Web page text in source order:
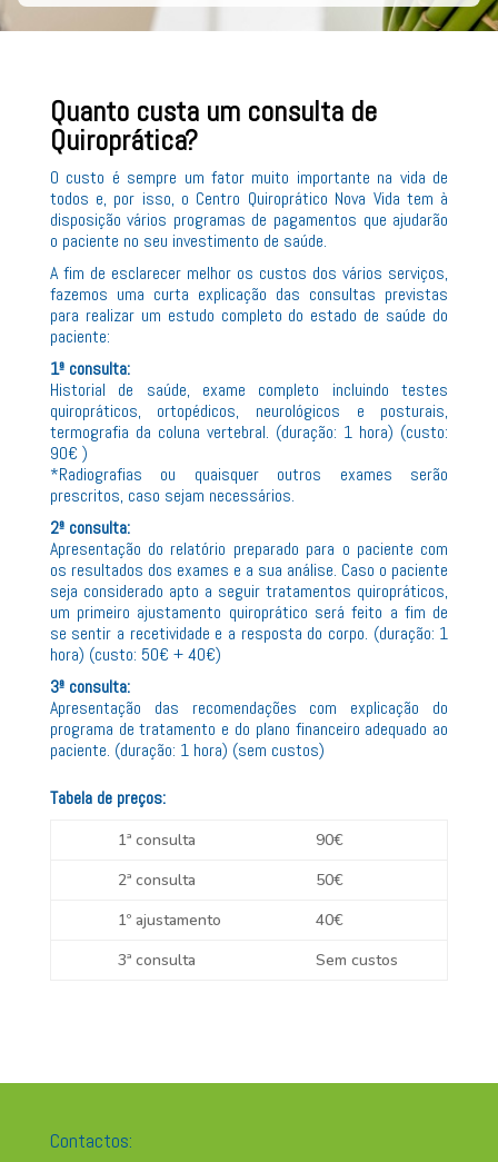
Quanto custa um consulta de
Quiroprática?
O custo é sempre um fator muito importante na vida de
todos e, por isso, o Centro Quiroprático Nova Vida tem à
disposição vários programas de pagamentos que ajudarão
o paciente no seu investimento de saúde.
A fim de esclarecer melhor os custos dos vários serviços,
fazemos uma curta explicação das consultas previstas
para realizar um estudo completo do estado de saúde do
paciente:
1ª consulta:
Historial de saúde, exame completo incluindo testes
quiropráticos, ortopédicos, neurológicos e posturais,
termografia da coluna vertebral. (duração: 1 hora) (custo:
90€ )
*Radiografias ou quaisquer outros exames serão
prescritos, caso sejam necessários.
2ª consulta:
Apresentação do relatório preparado para o paciente com
os resultados dos exames e a sua análise. Caso o paciente
seja considerado apto a seguir tratamentos quiropráticos,
um primeiro ajustamento quiroprático será feito a fim de
se sentir a recetividade e a resposta do corpo. (duração: 1
hora) (custo: 50€ + 40€)
3ª consulta:
Apresentação das recomendações com explicação do
programa de tratamento e do plano financeiro adequado ao
paciente. (duração: 1 hora) (sem custos)
Tabela de preços:
1ª consulta
90€
2ª consulta
50€
1º ajustamento
40€
3ª consulta
Sem custos
Contactos: